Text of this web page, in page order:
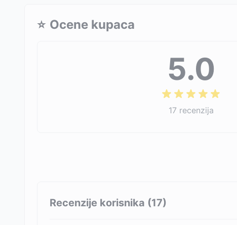
⭐ Ocene kupaca
5.0
17 recenzija
Recenzije korisnika (17)